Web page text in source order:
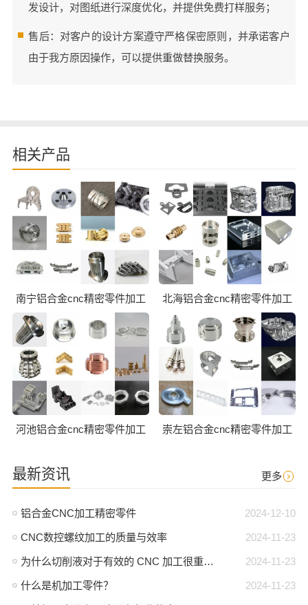
发设计，对图纸进行深度优化，并提供免费打样服务；
售后：对客户的设计方案遵守严格保密原则，并承诺客户
由于我方原因操作，可以提供重做替换服务。
相关产品
南宁铝合金cnc精密零件加工 北海铝合金cnc精密零件加工
河池铝合金cnc精密零件加工 崇左铝合金cnc精密零件加工
最新资讯 更多
2024-12-10
铝合金CNC加工精密零件
2024-11-23
CNC数控螺纹加工的质量与效率
2024-11-23
为什么切削液对于有效的 CNC 加工很重要？
2024-11-23
什么是机加工零件？